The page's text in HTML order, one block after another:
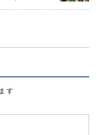
い・うまく
す